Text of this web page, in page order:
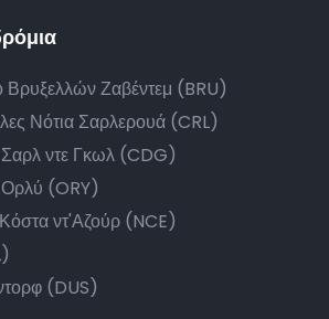
Βρυξελλών Ζαβέντεμ (BRU)
Νότια Σαρλερουά (CRL)
ντε Γκωλ (CDG)
Ορλύ (ORY)
ντ'Αζούρ (NCE)
(DUS)